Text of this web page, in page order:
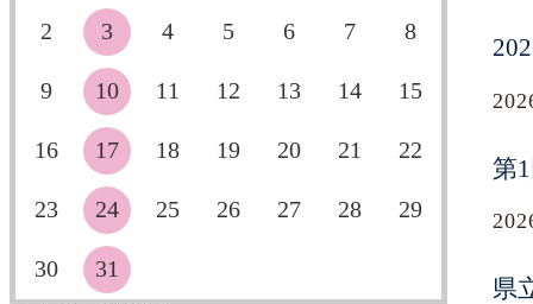
2 3 4 5 6 7 8
9 10 11 12 13 14 15
16 17 18 19 20 21 22
23 24 25 26 27 28 29
30 31
第
県